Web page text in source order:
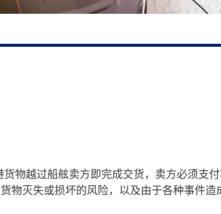
越过船舷卖方即完成交货，卖方必须支
物灭失或损坏的风险，以及由于各种事件造